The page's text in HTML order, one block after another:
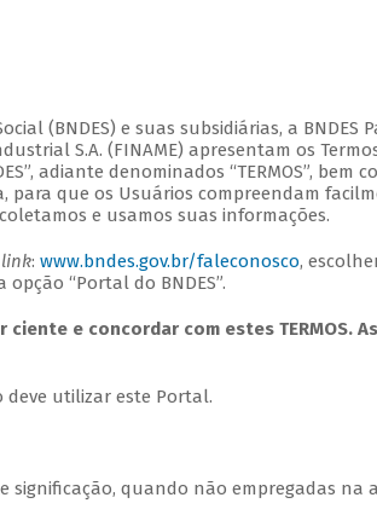
(BNDES) e suas subsidiárias, a BNDES
S.A. (FINAME) apresentam os
adiante denominados “TERMOS”, bem
para que os Usuários compreendam
e usamos suas informações.
link: www.bndes.gov.br/faleconosco,
“Portal do BNDES”.
e concordar com estes TERMOS.
deve utilizar este Portal.
significação, quando não empregadas na